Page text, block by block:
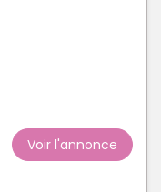
Voir l'annonce